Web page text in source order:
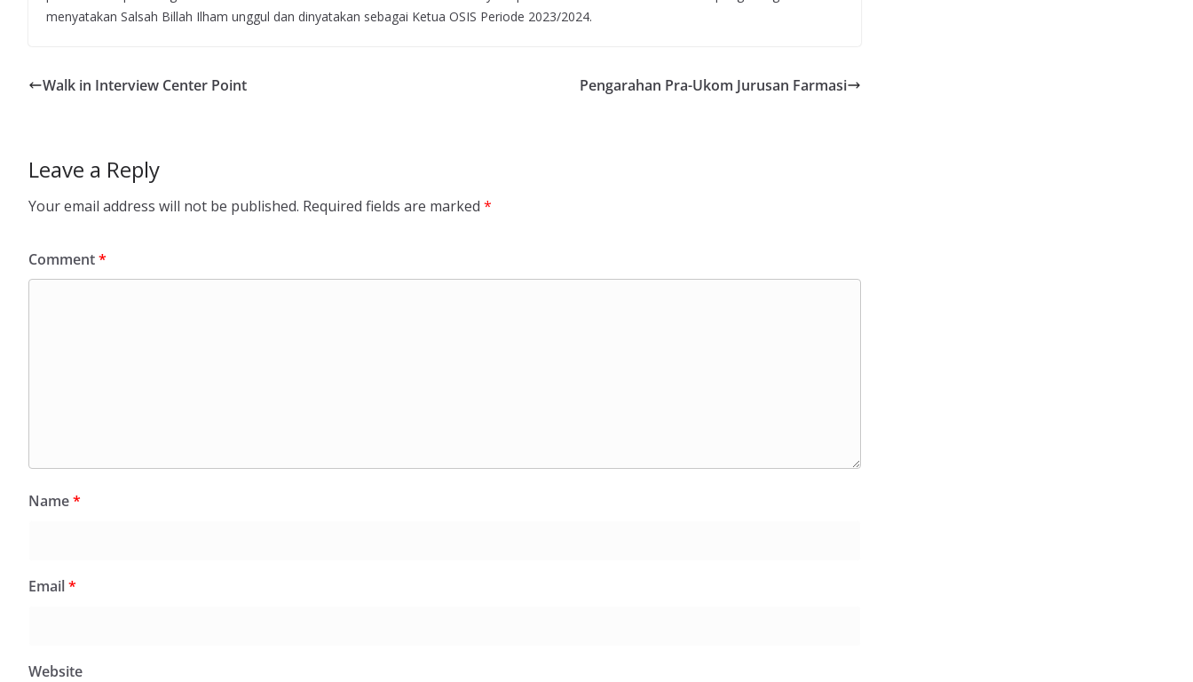
menyatakan Salsah Billah Ilham unggul dan dinyatakan sebagai Ketua OSIS Periode 2023/2024.
Walk in Interview Center Point Pengarahan Pra-Ukom Jurusan Farmasi
Leave a Reply
Your email address will not be published. Required fields are marked *
Comment*
Name*
Email*
Website